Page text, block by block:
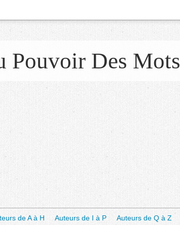
Pouvoir Des Mots
de A à H Auteurs de I à P Auteurs de Q à Z